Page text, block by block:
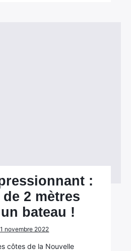
:
2 mètres
bateau !
novembre 2022
côtes de la Nouvelle